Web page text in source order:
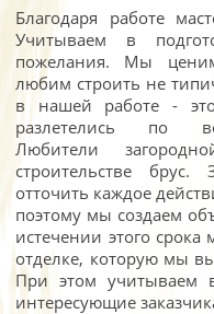
Благодаря работе
Учитываем в
пожелания. Мы
любим строить не
в нашей работе -
разлетелись по
Любители
строительстве
отточить каждое
поэтому мы создаем
истечении этого
отделке, которую мы
При этом учитываем
интересующие